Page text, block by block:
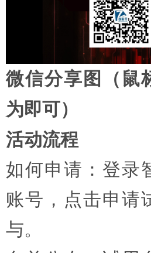
微信分享图（鼠
为即可）
活动流程
如何申请：登录
账号，点击申请
与。